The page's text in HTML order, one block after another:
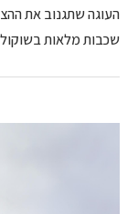
העוגה שתגנוב את
שכבות מלאות